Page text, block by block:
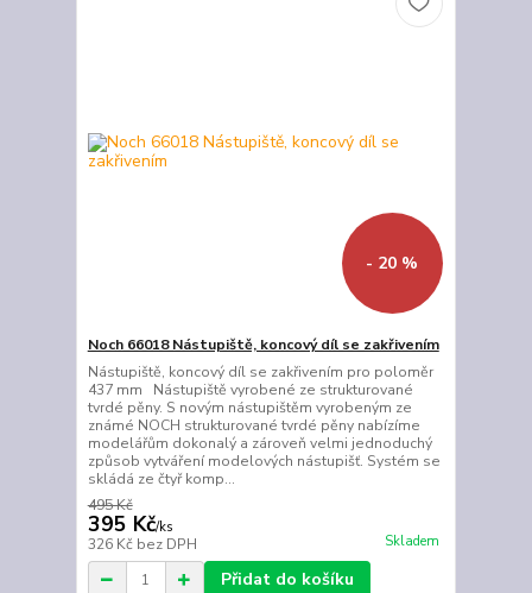
- 20 %
Noch 66018 Nástupiště, koncový díl se zakřivením
Nástupiště, koncový díl se zakřivením pro poloměr
437 mm Nástupiště vyrobené ze strukturované
tvrdé pěny. S novým nástupištěm vyrobeným ze
známé NOCH strukturované tvrdé pěny nabízíme
modelářům dokonalý a zároveň velmi jednoduchý
způsob vytváření modelových nástupišť. Systém se
skládá ze čtyř komp...
495 Kč
395 Kč/ks
326 Kč bez DPH Skladem
Přidat do košíku